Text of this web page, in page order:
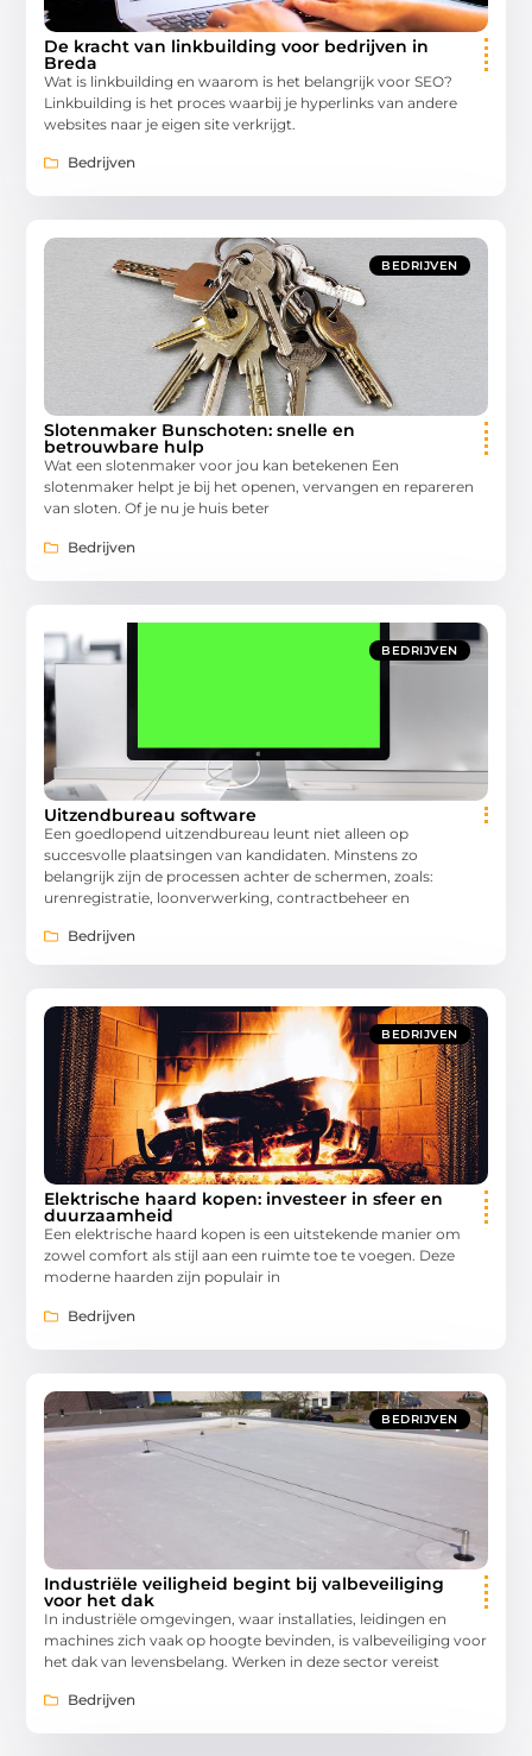
De kracht van linkbuilding voor bedrijven in
Breda
Wat is linkbuilding en waarom is het belangrijk voor SEO?
Linkbuilding is het proces waarbij je hyperlinks van andere
websites naar je eigen site verkrijgt.
Bedrijven
BEDRIJVEN
Slotenmaker Bunschoten: snelle en
betrouwbare hulp
Wat een slotenmaker voor jou kan betekenen Een
slotenmaker helpt je bij het openen, vervangen en repareren
van sloten. Of je nu je huis beter
Bedrijven
BEDRIJVEN
Uitzendbureau software
Een goedlopend uitzendbureau leunt niet alleen op
succesvolle plaatsingen van kandidaten. Minstens zo
belangrijk zijn de processen achter de schermen, zoals:
urenregistratie, loonverwerking, contractbeheer en
Bedrijven
BEDRIJVEN
Elektrische haard kopen: investeer in sfeer en
duurzaamheid
Een elektrische haard kopen is een uitstekende manier om
zowel comfort als stijl aan een ruimte toe te voegen. Deze
moderne haarden zijn populair in
Bedrijven
BEDRIJVEN
Industriële veiligheid begint bij valbeveiliging
voor het dak
In industriële omgevingen, waar installaties, leidingen en
machines zich vaak op hoogte bevinden, is valbeveiliging voor
het dak van levensbelang. Werken in deze sector vereist
Bedrijven